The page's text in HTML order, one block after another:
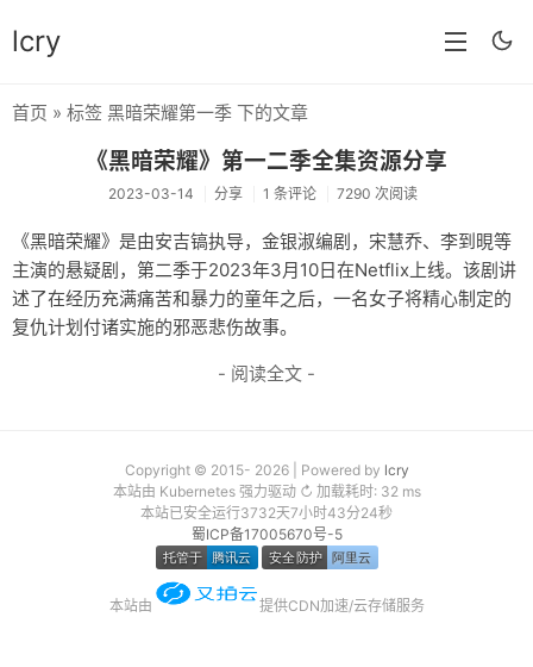
lcry
分类
分享
技术
教程
生活
归档
留言
友链
关于
首页 » 标签 黑暗荣耀第一季 下的文章
《黑暗荣耀》第一二季全集资源分享
2023-03-14 分享 1 条评论 7290 次阅读
《黑暗荣耀》是由安吉镐执导，金银淑编剧，宋慧乔、李到晛等
主演的悬疑剧，第二季于2023年3月10日在Netflix上线。该剧讲
述了在经历充满痛苦和暴力的童年之后，一名女子将精心制定的
复仇计划付诸实施的邪恶悲伤故事。
- 阅读全文 -
Copyright © 2015- 2026 | Powered by lcry
本站由 Kubernetes 强力驱动 ↻ 加载耗时: 32 ms
本站已安全运行3732天7小时43分24秒
蜀ICP备17005670号-5
本站由 提供CDN加速/云存储服务